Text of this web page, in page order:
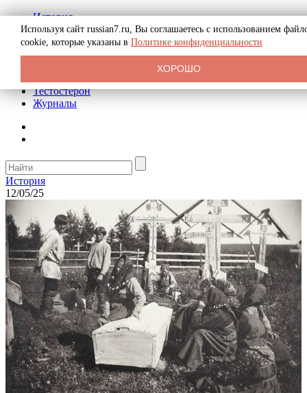
История
Биография
Криминал
Реклама на сайте
Тестостерон
Журналы
История
12/05/25
Используя сайт russian7.ru, Вы соглашаетесь с использованием
cookie, которые указаны в Политике конфиденциальности
ХОРОШО